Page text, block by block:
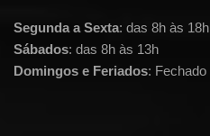
Segunda a Sexta: das 8h às 18h
Sábados: das 8h às 13h
Domingos e Feriados: Fechado